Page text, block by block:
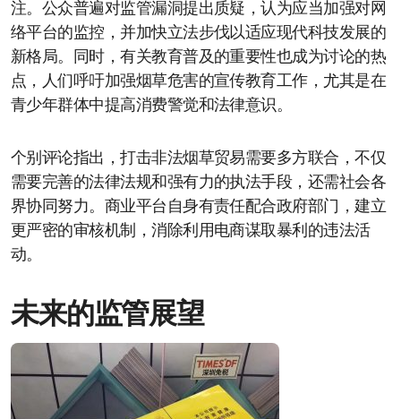
注。公众普遍对监管漏洞提出质疑，认为应当加强对网
络平台的监控，并加快立法步伐以适应现代科技发展的
新格局。同时，有关教育普及的重要性也成为讨论的热
点，人们呼吁加强烟草危害的宣传教育工作，尤其是在
青少年群体中提高消费警觉和法律意识。
个别评论指出，打击非法烟草贸易需要多方联合，不仅
需要完善的法律法规和强有力的执法手段，还需社会各
界协同努力。商业平台自身有责任配合政府部门，建立
更严密的审核机制，消除利用电商谋取暴利的违法活
动。
未来的监管展望